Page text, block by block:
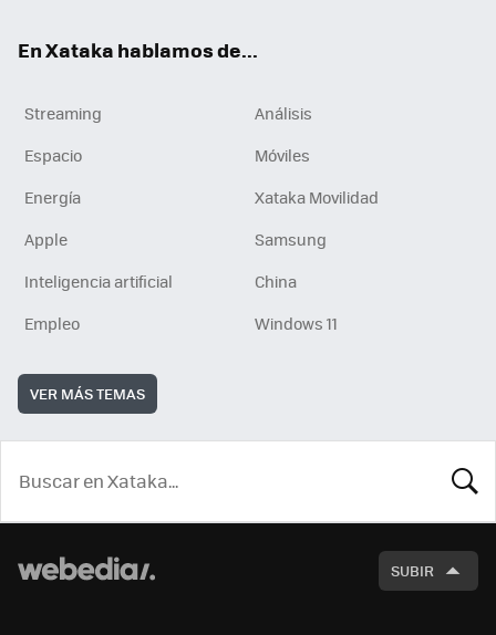
En Xataka hablamos de...
Streaming
Análisis
Espacio
Móviles
Energía
Xataka Movilidad
Apple
Samsung
Inteligencia artificial
China
Empleo
Windows 11
VER MÁS TEMAS
SUBIR